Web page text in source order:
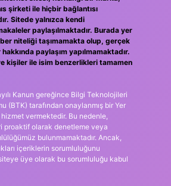
şirketi ile hiçbir bağlantısı
Sitede yalnızca kendi
paylaşılmaktadır. Burada yer
niteliği taşımamakta olup, gerçek
paylaşım yapılmamaktadır.
kişiler ile isim benzerlikleri tamamen
Kanun gereğince Bilgi Teknolojileri
(BTK) tarafından onaylanmış bir Yer
hizmet vermektedir. Bu nedenle,
proaktif olarak denetleme veya
bulunmamaktadır. Ancak,
içeriklerin sorumluluğunu
üye olarak bu sorumluluğu kabul